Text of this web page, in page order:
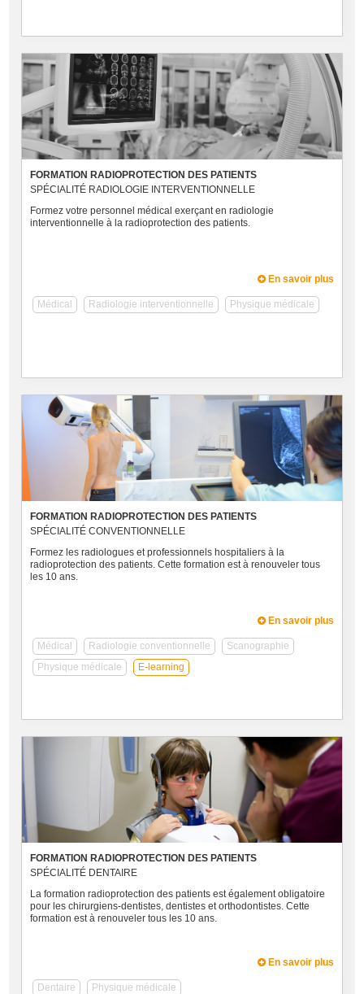
FORMATION RADIOPROTECTION DES PATIENTS
SPÉCIALITÉ RADIOLOGIE INTERVENTIONNELLE
Formez votre personnel médical exerçant en radiologie
interventionnelle à la radioprotection des patients.
En savoir plus
Médical Radiologie interventionnelle Physique médicale
FORMATION RADIOPROTECTION DES PATIENTS
SPÉCIALITÉ CONVENTIONNELLE
Formez les radiologues et professionnels hospitaliers à la
radioprotection des patients. Cette formation est à renouveler tous
les 10 ans.
En savoir plus
Médical Radiologie conventionnelle
Scanographie
Physique médicale
E-learning
FORMATION RADIOPROTECTION DES PATIENTS
SPÉCIALITÉ DENTAIRE
La formation radioprotection des patients est également obligatoire
pour les chirurgiens-dentistes, dentistes et orthodontistes. Cette
formation est à renouveler tous les 10 ans.
En savoir plus
Dentaire Physique médicale